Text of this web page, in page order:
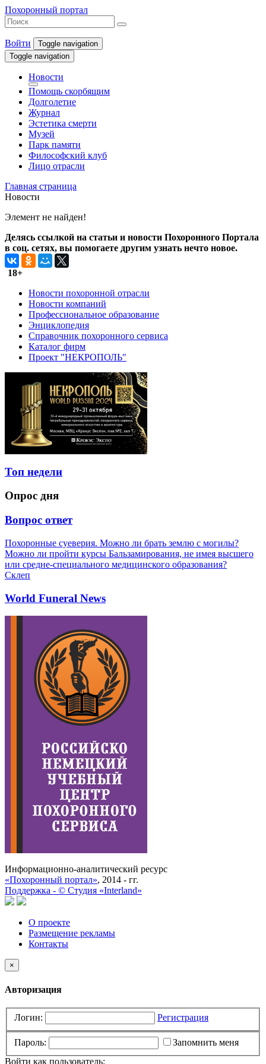
Похоронный портал
Войти
Toggle navigation
Toggle navigation
Новости
Помощь скорбящим
Долголетие
Журнал
Эстетика смерти
Музей
Парк памяти
Философский клуб
Лицо отрасли
Главная страница
Новости
Элемент не найден!
Делясь ссылкой на статьи и новости Похоронного Портала
в соц. сетях, вы помогаете другим узнать нечто новое.
18+
Новости похоронной отрасли
Новости компаний
Профессиональное образование
Энциклопедия
Справочник похоронного сервиса
Каталог фирм
Проект "НЕКРОПОЛЬ"
Топ недели
Опрос дня
Вопрос ответ
Похоронные суеверия. Можно ли брать землю с могилы?
Можно ли пройти курсы Бальзамирования, не имея высшего
или средне-специального медицинского образования?
Склеп
World Funeral News
Информационно-аналитический ресурс
«Похоронный портал», 2014 - гг.
Поддержка - © Cтудия «Interland»
О проекте
Размещение рекламы
Контакты
×
Авторизация
Логин: Регистрация
Пароль:
Запомнить меня
Войти как пользователь: